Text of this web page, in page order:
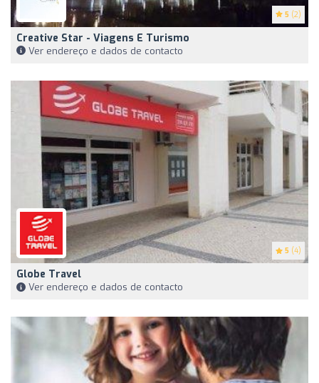
5 (2)
Creative Star - Viagens E Turismo
Ver endereço e dados de contacto
5 (4)
Globe Travel
Ver endereço e dados de contacto